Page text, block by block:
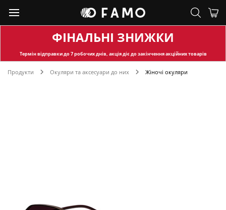
ФІНАЛЬНІ ЗНИЖКИ
Термін відправкидо 7 робочих днів, акція діє до закінчення акційних товарів
Продукти Окуляри та аксесуари до них Жіночі окуляри